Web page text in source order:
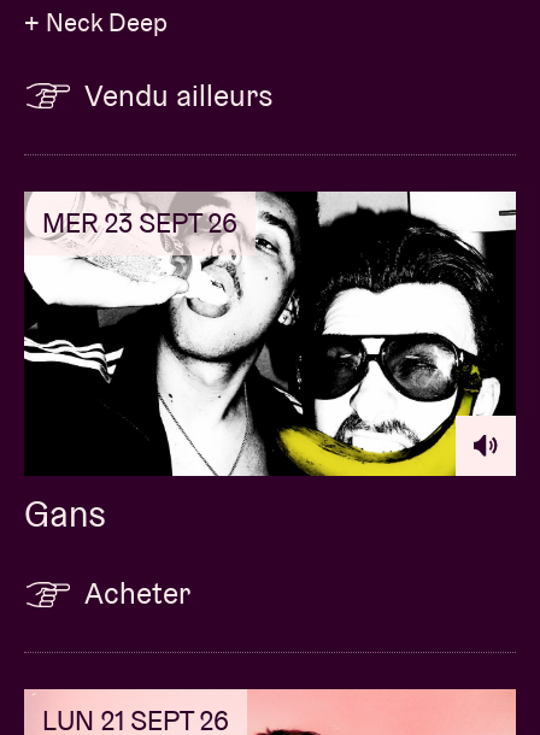
+ Neck Deep
Vendu ailleurs
MER 23 SEPT 26
Gans
Acheter
LUN 21 SEPT 26